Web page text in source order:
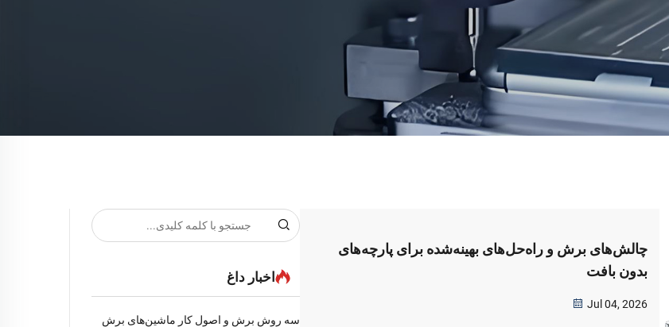
چالش‌های برش و راه‌حل‌های بهینه‌شده برای پارچه‌های
بدون بافت
Jul 04, 2026
اخبار داغ
سه روش برش و اصول کار ماشین‌های برش